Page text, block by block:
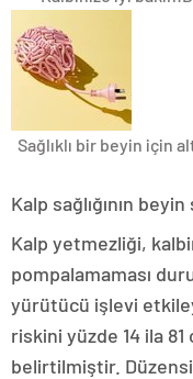
Sağlıklı bir beyin için
Kalp sağlığının
Kalp yetmezliği,
pompalamaması
yürütücü işlevi
riskini yüzde 14 ila 81
belirtilmiştir.